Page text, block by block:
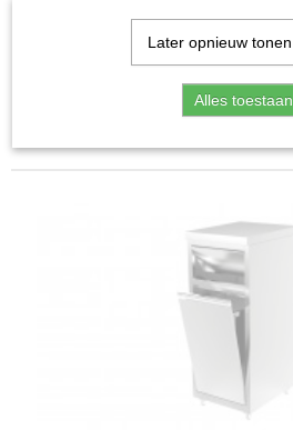
1 2 »
Later opnieuw tonen
Alles toestaan